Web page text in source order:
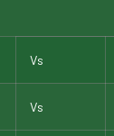
Vs
Vs